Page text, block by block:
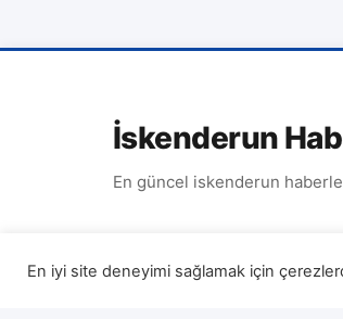
İskenderun
En güncel iskenderun
En iyi site deneyimi sağlamak için